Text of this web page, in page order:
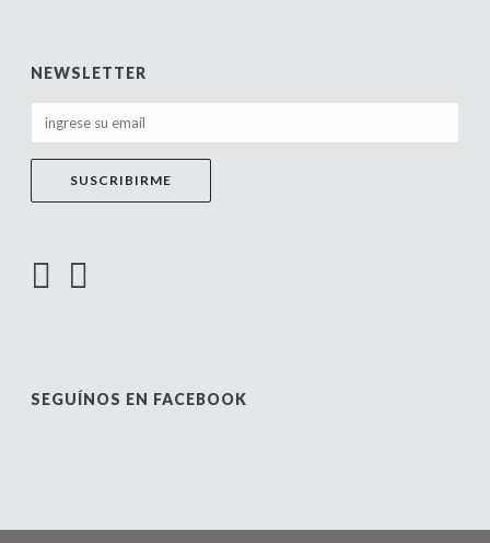
NEWSLETTER
SEGUÍNOS EN FACEBOOK